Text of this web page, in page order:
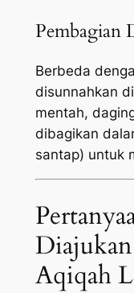
Pembagian
Berbeda
disunnahkan
mentah,
dibagikan
santap) untuk
Aqiqah